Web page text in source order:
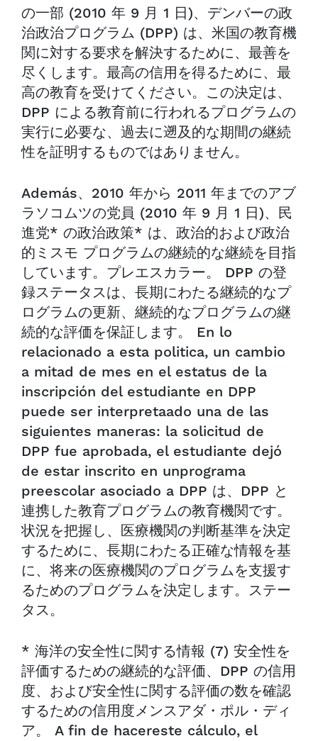
の一部 (2010 年 9 月 1 日)、デンバーの政
治政治プログラム (DPP) は、米国の教育機
関に対する要求を解決するために、最善を
尽くします。最高の信用を得るために、最
高の教育を受けてください。この決定は、
DPP による教育前に行われるプログラムの
実行に必要な、過去に遡及的な期間の継続
性を証明するものではありません。
Además、2010 年から 2011 年までのアブ
ラソコムツの党員 (2010 年 9 月 1 日)、民
進党* の政治政策* は、政治的および政治
的ミスモ プログラムの継続的な継続を目指
しています。プレエスカラー。 DPP の登
録ステータスは、長期にわたる継続的なプ
ログラムの更新、継続的なプログラムの継
続的な評価を保証します。 En lo
relacionado a esta politica, un cambio
a mitad de mes en el estatus de la
inscripción del estudiante en DPP
puede ser interpretaado una de las
siguientes maneras: la solicitud de
DPP fue aprobada, el estudiante dejó
de estar inscrito en unprograma
preescolar asociado a DPP は、DPP と
連携した教育プログラムの教育機関です。
状況を把握し、医療機関の判断基準を決定
するために、長期にわたる正確な情報を基
に、将来の医療機関のプログラムを支援す
るためのプログラムを決定します。ステー
タス。
* 海洋の安全性に関する情報 (7) 安全性を
評価するための継続的な評価、DPP の信用
度、および安全性に関する評価の数を確認
するための信用度メンスアダ・ポル・ディ
ア。 A fin de hacereste cálculo, el